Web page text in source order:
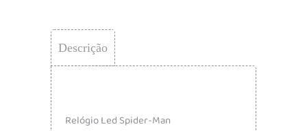
Descrição
Relógio Led Spider-Man